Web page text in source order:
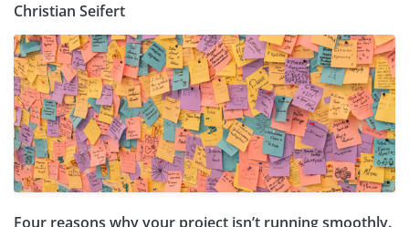
Christian Seifert
Four reasons why your project isn’t running smoothly.